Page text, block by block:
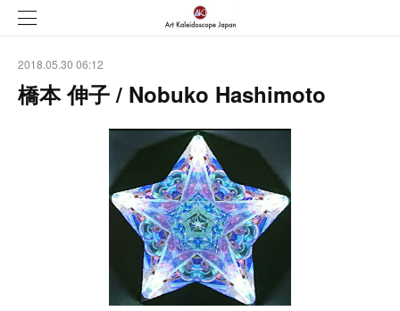
2018.05.30 06:12
橋本 伸子 / Nobuko Hashimoto